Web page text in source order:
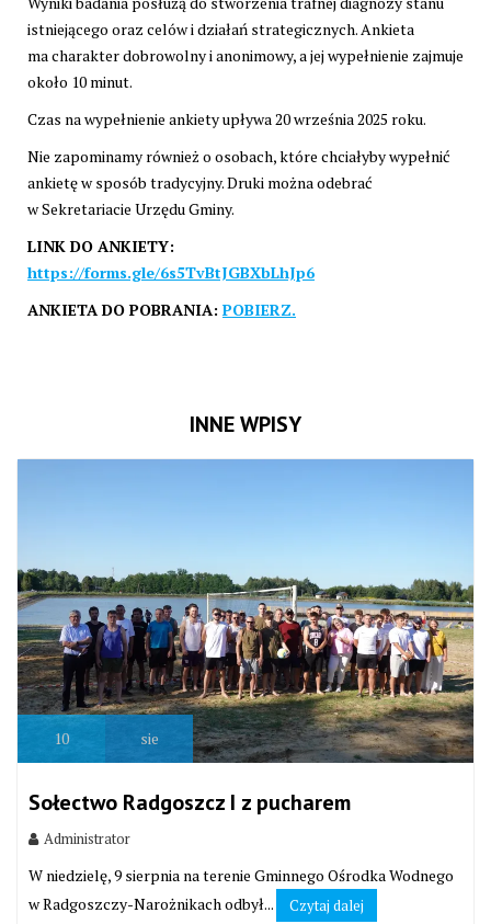
istniejącego oraz celów i działań strategicznych. Ankieta
ma charakter dobrowolny i anonimowy, a jej wypełnienie zajmuje
około 10 minut.
Czas na wypełnienie ankiety upływa 20 września 2025 roku.
Nie zapominamy również o osobach, które chciałyby wypełnić
ankietę w sposób tradycyjny. Druki można odebrać
w Sekretariacie Urzędu Gminy.
LINK DO ANKIETY:
https://forms.gle/6s5TvBtJGBXbLhJp6
ANKIETA DO POBRANIA: POBIERZ.
INNE WPISY
10 sie
Sołectwo Radgoszcz I z pucharem
Administrator
W niedzielę, 9 sierpnia na terenie Gminnego Ośrodka Wodnego
w Radgoszczy-Narożnikach odbył...
Czytaj dalej